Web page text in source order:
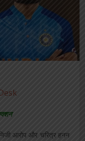
आरोप और चरित्र हनन